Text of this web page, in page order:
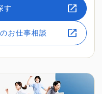
す
お仕事相談